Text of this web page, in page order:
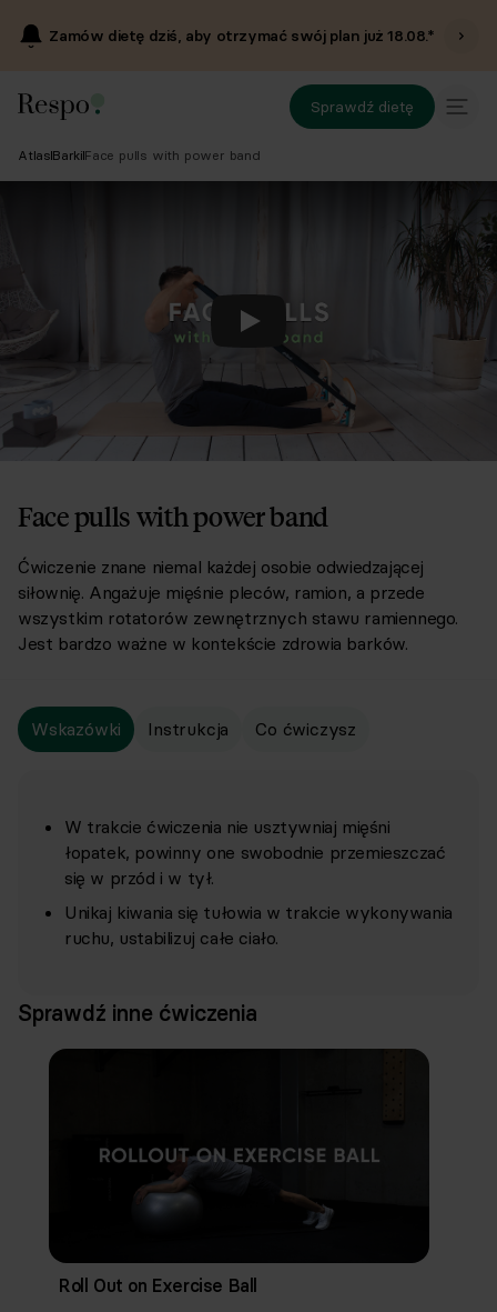
Zamów dietę dziś, aby otrzymać swój plan już18.08.*
Sprawdź dietę
Atlas Barki Face pulls with power band
Odtwórz
Face pulls with power band
Ćwiczenie znane niemal każdej osobie odwiedzającej
siłownię. Angażuje mięśnie pleców, ramion, a przede
wszystkim rotatorów zewnętrznych stawu ramiennego.
Jest bardzo ważne w kontekście zdrowia barków.
Wskazówki Instrukcja Co ćwiczysz
W trakcie ćwiczenia nie usztywniaj mięśni
łopatek, powinny one swobodnie przemieszczać
się w przód i w tył.
Unikaj kiwania się tułowia w trakcie wykonywania
ruchu, ustabilizuj całe ciało.
Sprawdź inne ćwiczenia
Roll Out on Exercise Ball